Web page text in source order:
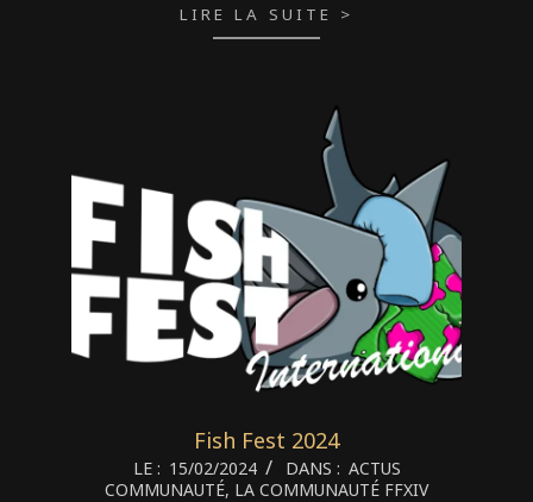
LIRE LA SUITE >
Fish Fest 2024
LE : 15/02/2024 DANS : ACTUS
COMMUNAUTÉ, LA COMMUNAUTÉ FFXIV